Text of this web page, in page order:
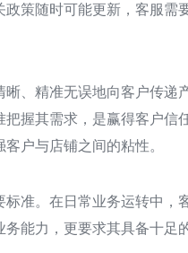
策随时可能更新，客服需
、精准无误地向客户传递
握其需求，是赢得客户
户与店铺之间的粘性。
准。在日常业务运转中
能力，更要求其具备十